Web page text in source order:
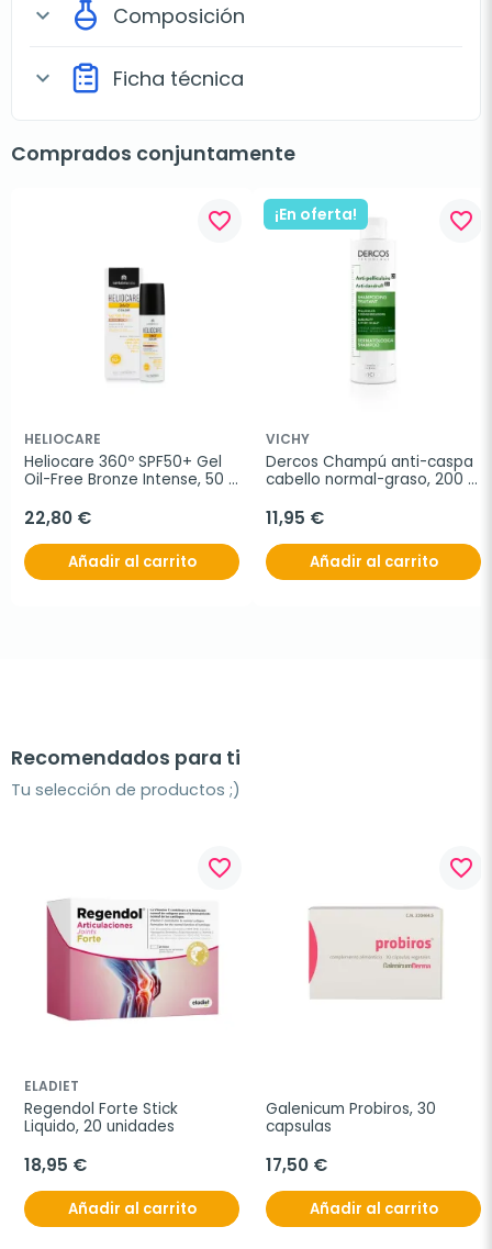
expand_more Composición
expand_more Ficha técnica
Comprados conjuntamente
favorite_border
HELIOCARE
Heliocare 360º SPF50+ Gel
Oil-Free Bronze Intense, 50
22,80 €
Añadir al carrito
¡En oferta! favorite_border
VICHY
Dercos Champú anti-caspa
cabello normal-graso, 200
11,95 €
Añadir al carrito
Recomendados para ti
Tu selección de productos ;)
favorite_border
ELADIET
Regendol Forte Stick
Liquido, 20 unidades
18,95 €
Añadir al carrito
favorite_border
Galenicum Probiros, 30
capsulas
17,50 €
Añadir al carrito